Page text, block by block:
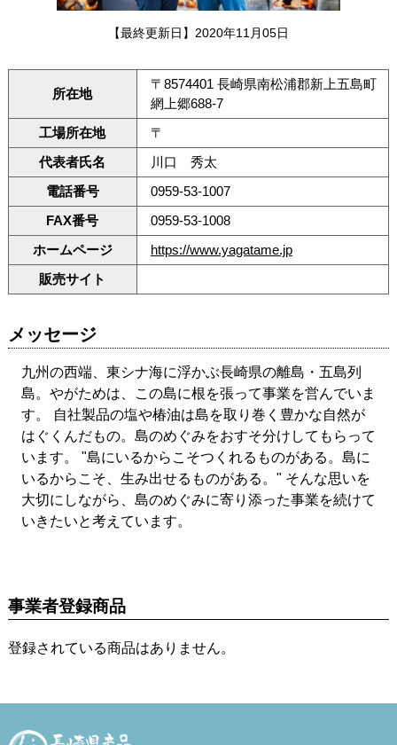
【最終更新日】2020年11月05日
所在地
〒8574401 長崎県南松浦郡新上五島町
網上郷688-7
工場所在地
〒
代表者氏名
川口 秀太
電話番号
0959-53-1007
FAX番号
0959-53-1008
ホームページ
https://www.yagatame.jp
販売サイト
メッセージ
九州の西端、東シナ海に浮かぶ長崎県の離島・五島列
島。やがためは、この島に根を張って事業を営んでいま
す。 自社製品の塩や椿油は島を取り巻く豊かな自然が
はぐくんだもの。島のめぐみをおすそ分けしてもらって
います。 "島にいるからこそつくれるものがある。島に
いるからこそ、生み出せるものがある。" そんな思いを
大切にしながら、島のめぐみに寄り添った事業を続けて
いきたいと考えています。
事業者登録商品
登録されている商品はありません。